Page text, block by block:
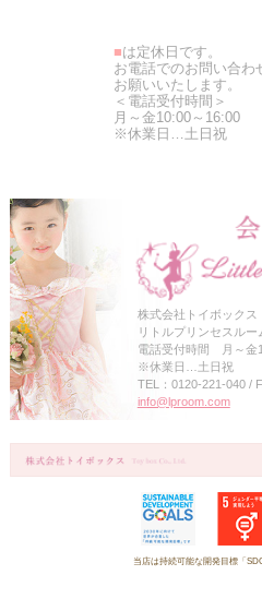
■は定休日です。
お電話でのお問い合わ
お願いいたします。
＜電話受付時間＞
月～金10:00～16:00
※休業日…土日祝
株式会社トイボックス
リトルプリンセスルー
電話受付時間 月～金
※休業日…土日祝
TEL：0120-221-040 /
info@lproom.com
当店は持続可能な開発目標「